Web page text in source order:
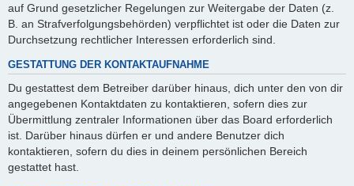
auf Grund gesetzlicher Regelungen zur Weitergabe der Daten (z.
B. an Strafverfolgungsbehörden) verpflichtet ist oder die Daten zur
Durchsetzung rechtlicher Interessen erforderlich sind.
GESTATTUNG DER KONTAKTAUFNAHME
Du gestattest dem Betreiber darüber hinaus, dich unter den von dir
angegebenen Kontaktdaten zu kontaktieren, sofern dies zur
Übermittlung zentraler Informationen über das Board erforderlich
ist. Darüber hinaus dürfen er und andere Benutzer dich
kontaktieren, sofern du dies in deinem persönlichen Bereich
gestattet hast.